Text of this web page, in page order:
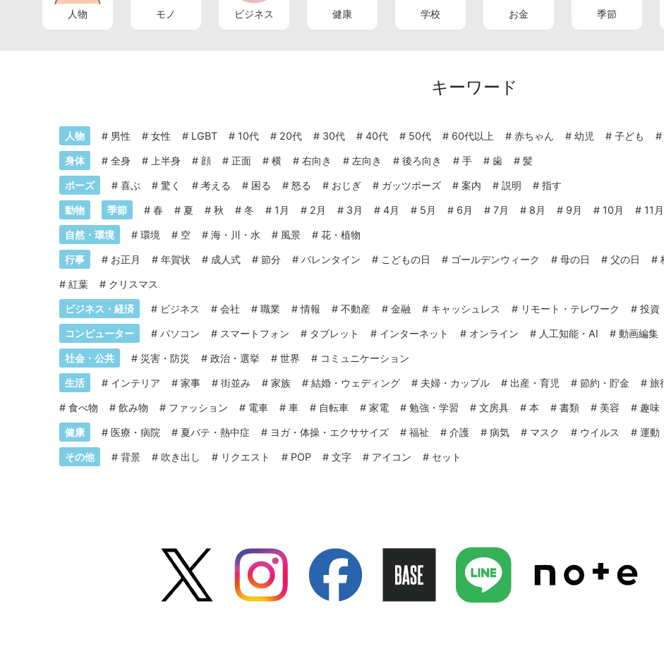
人物 モノ ビジネス 健康 学校 お金 季節
キーワード
人物 # 男性 # 女性 # LGBT # 10代 # 20代 # 30代 # 40代 # 50代 # 60代以上 # 赤ちゃん # 幼児 # 子ども #
身体 # 全身 # 上半身 # 顔 # 正面 # 横 # 右向き # 左向き # 後ろ向き # 手 # 歯 # 髪
ポーズ # 喜ぶ # 驚く # 考える # 困る # 怒る # おじぎ # ガッツポーズ # 案内 # 説明 # 指す
動物 季節 # 春 # 夏 # 秋 # 冬 # 1月 # 2月 # 3月 # 4月 # 5月 # 6月 # 7月 # 8月 # 9月 # 10月 # 11月
自然・環境 # 環境 # 空 # 海・川・水 # 風景 # 花・植物
行事 # お正月 # 年賀状 # 成人式 # 節分 # バレンタイン # こどもの日 # ゴールデンウィーク # 母の日 # 父の日 #
# 紅葉 # クリスマス
ビジネス・経済 # ビジネス # 会社 # 職業 #情報 # 不動産 # 金融 # キャッシュレス # リモート・テレワーク # 投資
コンピューター # パソコン # スマートフォン # タブレット # インターネット # オンライン # 人工知能・AI # 動画編集
社会・公共 # 災害・防災 # 政治・選挙 # 世界 # コミュニケーション
生活 # インテリア # 家事 # 街並み # 家族 # 結婚・ウェディング # 夫婦・カップル # 出産・育児 # 節約・貯金 # 旅
# 食べ物 # 飲み物 # ファッション # 電車 # 車 # 自転車 # 家電 # 勉強・学習 # 文房具 # 本 # 書類 # 美容 # 趣味
健康 # 医療・病院 # 夏バテ・熱中症 # ヨガ・体操・エクササイズ # 福祉 # 介護 # 病気 # マスク # ウイルス # 運動
その他 # 背景 # 吹き出し # リクエスト # POP # 文字 # アイコン # セット